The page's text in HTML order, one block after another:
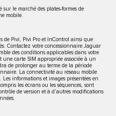
sur le marché des plates-formes de
mobile.
de Pivi, Pivi Pro et InControl ainsi que
Contactez votre concessionnaire Jaguar
des conditions applicables dans votre
carte SIM appropriée associée à un
de prolonger au terme de la période
La connectivité au réseau mobile
Les informations et images présentées en
les écrans ou les séquences, sont
de version et à d’autres modifications